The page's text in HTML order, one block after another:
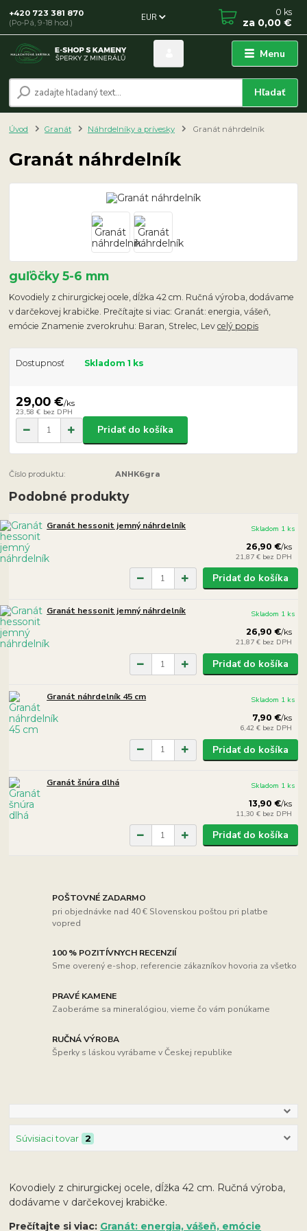
Menu
EUR
Hľadať
+420 723 381 870
(Po-Pá, 9-18 hod.)
0 ks
za 0,00 €
Úvod Granát Náhrdelníky a prívesky Granát náhrdelník
Granát náhrdelník
guľôčky 5-6 mm
Kovodiely z chirurgickej ocele, dĺžka 42 cm. Ručná výroba, dodávame
v darčekovej krabičke. Prečítajte si viac: Granát: energia, vášeň,
emócie Znamenie zverokruhu: Baran, Strelec, Levcelý popis
Dostupnosť Skladom 1 ks
29,00 €/ks
23,58 € bez DPH
Pridať do košíka
Číslo produktu: ANHK6gra
Podobné produkty
Granát hessonit jemný náhrdelník
26,90 €/ks
21,87 € bez DPH
Skladom 1 ks
Pridať do košíka
Granát hessonit jemný náhrdelník
26,90 €/ks
21,87 € bez DPH
Skladom 1 ks
Pridať do košíka
Granát náhrdelník 45 cm
7,90 €/ks
6,42 € bez DPH
Skladom 1 ks
Pridať do košíka
Granát šnúra dlhá
13,90 €/ks
11,30 € bez DPH
Skladom 1 ks
Pridať do košíka
POŠTOVNÉ ZADARMO
pri objednávke nad 40 € Slovenskou poštou pri platbe
vopred
100 % POZITÍVNYCH RECENZIÍ
Sme overený e-shop, referencie zákazníkov hovoria za všetko
PRAVÉ KAMENE
Zaoberáme sa mineralógiou, vieme čo vám ponúkame
RUČNÁ VÝROBA
Šperky s láskou vyrábame v Českej republike
Súvisiaci tovar 2
Kovodiely z chirurgickej ocele, dĺžka 42 cm. Ručná výroba,
dodávame v darčekovej krabičke.
Prečítajte si viac: Granát: energia, vášeň, emócie